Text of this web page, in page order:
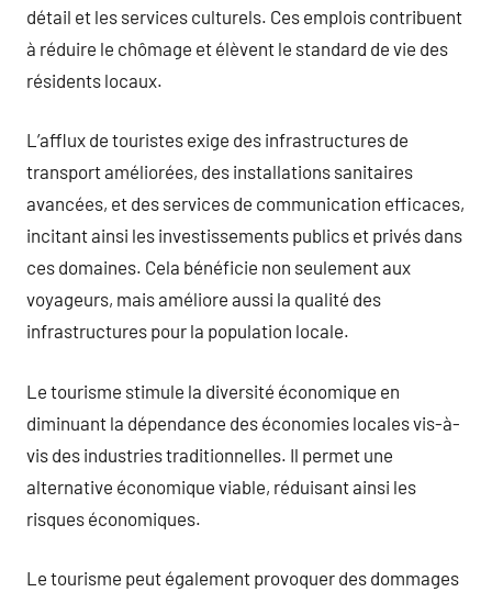
détail et les services culturels. Ces emplois contribuent
à réduire le chômage et élèvent le standard de vie des
résidents locaux.
L’afflux de touristes exige des infrastructures de
transport améliorées, des installations sanitaires
avancées, et des services de communication efficaces,
incitant ainsi les investissements publics et privés dans
ces domaines. Cela bénéficie non seulement aux
voyageurs, mais améliore aussi la qualité des
infrastructures pour la population locale.
Le tourisme stimule la diversité économique en
diminuant la dépendance des économies locales vis-à-
vis des industries traditionnelles. Il permet une
alternative économique viable, réduisant ainsi les
risques économiques.
Le tourisme peut également provoquer des dommages